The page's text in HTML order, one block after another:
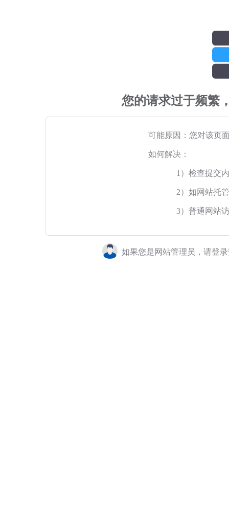
您的请求过于频繁
可能原因：您对该页
如何解决：
1）检查提交
2）如网站托
3）普通网站
如果您是网站管理员，请登